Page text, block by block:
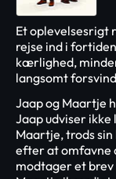
Et oplevelsesrigt
rejse ind i
kærlighed,
langsomt
Jaap og Maartje
Jaap udviser
Maartje, trods
efter at omfavne
modtager et